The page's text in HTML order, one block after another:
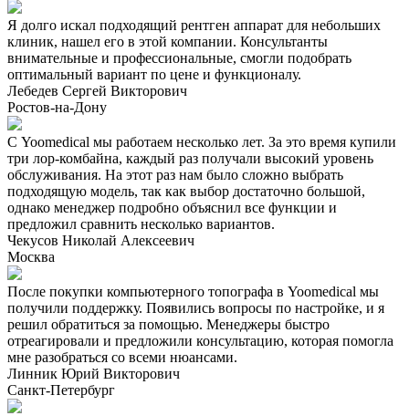
Я долго искал подходящий рентген аппарат для небольших
клиник, нашел его в этой компании. Консультанты
внимательные и профессиональные, смогли подобрать
оптимальный вариант по цене и функционалу.
Лебедев Сергей Викторович
Ростов-на-Дону
С Yoomedical мы работаем несколько лет. За это время купили
три лор-комбайна, каждый раз получали высокий уровень
обслуживания. На этот раз нам было сложно выбрать
подходящую модель, так как выбор достаточно большой,
однако менеджер подробно объяснил все функции и
предложил сравнить несколько вариантов.
Чекусов Николай Алексеевич
Москва
После покупки компьютерного топографа в Yoomedical мы
получили поддержку. Появились вопросы по настройке, и я
решил обратиться за помощью. Менеджеры быстро
отреагировали и предложили консультацию, которая помогла
мне разобраться со всеми нюансами.
Линник Юрий Викторович
Санкт-Петербург